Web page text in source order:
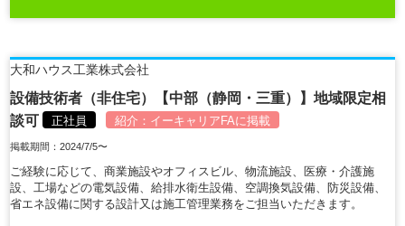
大和ハウス工業株式会社
設備技術者（非住宅）【中部（静岡・三重）】地域限定相
談可
正社員 紹介： イーキャリアFAに掲載
掲載期間：2024/7/5〜
ご経験に応じて、商業施設やオフィスビル、物流施設、医療・介護施
設、工場などの電気設備、給排水衛生設備、空調換気設備、防災設備、
省エネ設備に関する設計又は施工管理業務をご担当いただきます。